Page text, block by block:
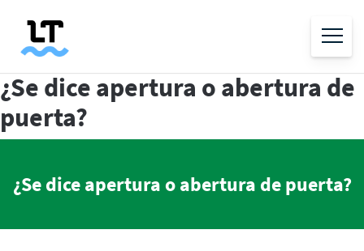
¿Se dice apertura o abertura de
puerta?
¿Se dice apertura o abertura de puerta?